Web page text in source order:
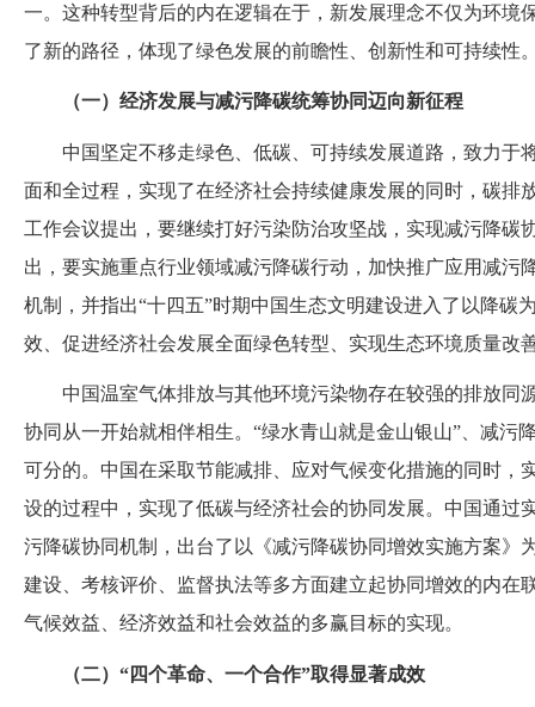
一。这种转型背后的内在逻辑在于，新发展理念不仅为环境
了新的路径，体现了绿色发展的前瞻性、创新性和可持续性
（一）经济发展与减污降碳统筹协同迈向新征程
中国坚定不移走绿色、低碳、可持续发展道路，致力于
面和全过程，实现了在经济社会持续健康发展的同时，碳排
工作会议提出，要继续打好污染防治攻坚战，实现减污降碳
出，要实施重点行业领域减污降碳行动，加快推广应用减污
机制，并指出“十四五”时期中国生态文明建设进入了以降碳
效、促进经济社会发展全面绿色转型、实现生态环境质量改
中国温室气体排放与其他环境污染物存在较强的排放同
协同从一开始就相伴相生。 “绿水青山就是金山银山”、减污
可分的。中国在采取节能减排、应对气候变化措施的同时，
设的过程中，实现了低碳与经济社会的协同发展。中国通过
污降碳协同机制，出台了以《减污降碳协同增效实施方案》
建设、考核评价、监督执法等多方面建立起协同增效的内在
气候效益、经济效益和社会效益的多赢目标的实现。
（二） “四个革命、一个合作”取得显著成效